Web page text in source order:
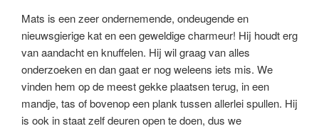
Mats is een zeer ondernemende, ondeugende en
nieuwsgierige kat en een geweldige charmeur! Hij houdt erg
van aandacht en knuffelen. Hij wil graag van alles
onderzoeken en dan gaat er nog weleens iets mis. We
vinden hem op de meest gekke plaatsen terug, in een
mandje, tas of bovenop een plank tussen allerlei spullen. Hij
is ook in staat zelf deuren open te doen, dus we